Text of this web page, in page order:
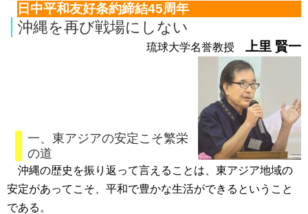
日中平和友好条約締結45周年
沖縄を再び戦場にしない
琉球大学名誉教授 上里 賢一
一、東アジアの安定こそ繁栄
の道
沖縄の歴史を振り返って言えることは、東アジア地域の
安定があってこそ、平和で豊かな生活ができるということ
である。